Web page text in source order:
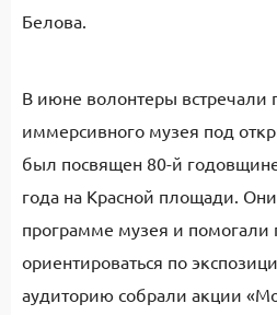
Белова.
В июне волонтеры встречали
иммерсивного музея под
был посвящен 80-й
года на Красной площади.
программе музея и помогали
ориентироваться по
аудиторию собрали акции